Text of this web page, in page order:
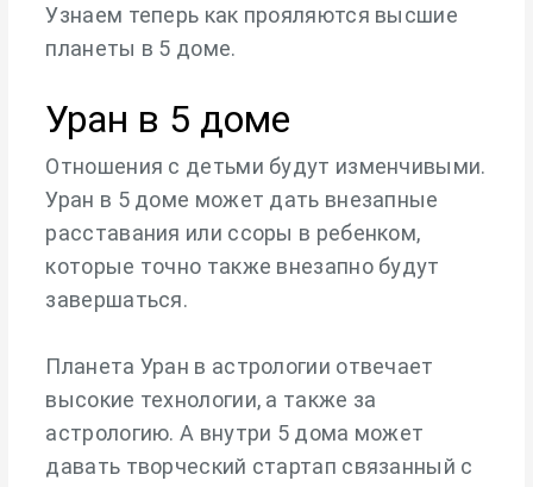
Узнаем теперь как прояляются высшие
планеты в 5 доме.
Уран в 5 доме
Отношения с детьми будут изменчивыми.
Уран в 5 доме может дать внезапные
расставания или ссоры в ребенком,
которые точно также внезапно будут
завершаться.
Планета Уран в астрологии отвечает
высокие технологии, а также за
астрологию. А внутри 5 дома может
давать творческий стартап связанный с